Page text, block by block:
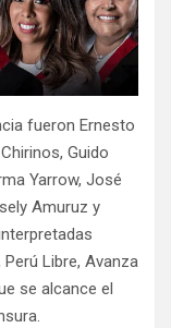
fueron Ernesto
Guido
Yarrow, José
Amuruz y
Libre, Avanza
se alcance el